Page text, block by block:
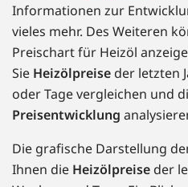
Informationen zur
vieles mehr. Des Weiteren
Preischart für Heizöl
Sie Heizölpreise der letzten
oder Tage vergleichen und
Preisentwicklung
Die grafische Darstellung
Ihnen die Heizölpreise der